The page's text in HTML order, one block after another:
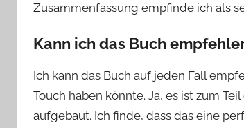
Zusammenfassung empfinde ich als
Kann ich das Buch
Ich kann das Buch auf jeden Fall
Touch haben könnte. Ja, es ist zum
aufgebaut. Ich finde, dass das eine